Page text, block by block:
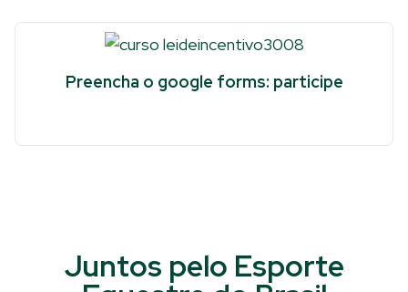
Preencha o google forms: participe
Juntos pelo Esporte